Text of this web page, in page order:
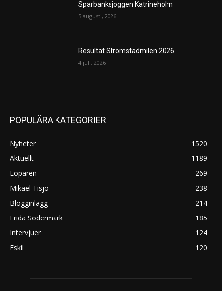
Sparbanksjoggen Katrineholm
5 augusti, 2026
Resultat Strömstadmilen 2026
4 juli, 2026
POPULÄRA KATEGORIER
Nyheter
1520
Aktuellt
1189
Löparen
269
Mikael Tisjö
238
Blogginlägg
214
Frida Södermark
185
Intervjuer
124
Eskil
120